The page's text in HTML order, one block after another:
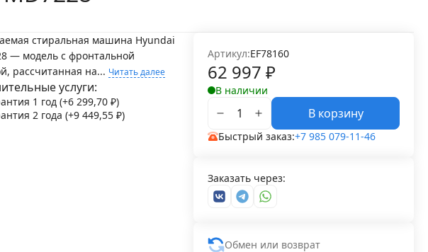
стиральная машина Hyundai
— модель с фронтальной
рассчитанная на... Читать далее
услуги:
1 год (+6 299,70 ₽)
2 года (+9 449,55 ₽)
Артикул:EF78160
62 997 ₽
В наличии
В корзину
Быстрый заказ:+7 985 079-11-46
Заказать через:
Обмен или возврат